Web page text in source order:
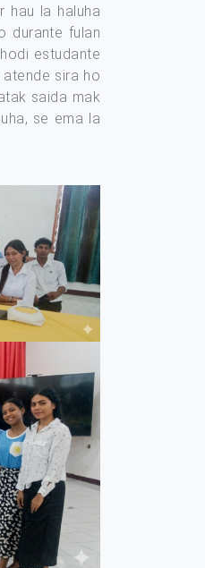
hau la haluha
durante fulan
estudante
sira ho
saida mak
se ema la